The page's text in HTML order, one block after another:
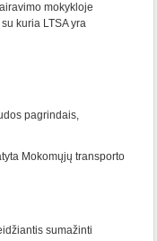
mokykloje
kuria LTSA yra
pagrindais,
Mokomųjų transporto
sumažinti